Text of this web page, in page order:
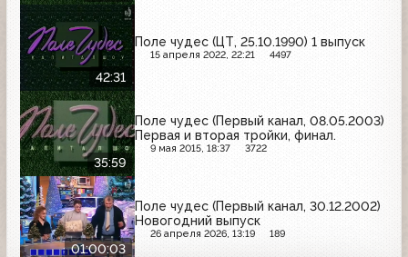
42:31
Поле чудес (ЦТ, 25.10.1990) 1 выпуск
15 апреля 2022, 22:21 4497
35:59
Поле чудес (Первый канал, 08.05.2003)
Первая и вторая тройки, финал.
9 мая 2015, 18:37 3722
01:00:03
Поле чудес (Первый канал, 30.12.2002)
Новогодний выпуск
26 апреля 2026, 13:19 189